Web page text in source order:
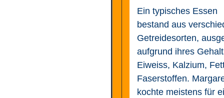
Ein typisches Essen
bestand aus
Getreidesorten,
aufgrund ihres
Eiweiss, Kalzium,
Faserstoffen.
kochte meistens für